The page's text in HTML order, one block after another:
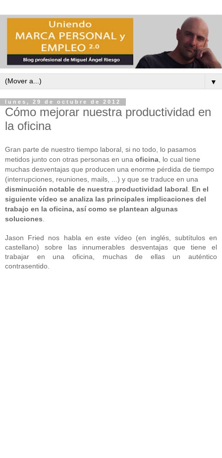
▼
lunes, 29 de octubre de 2012
Cómo mejorar nuestra productividad en
la oficina
Gran parte de nuestro tiempo laboral, si no todo, lo pasamos
metidos junto con otras personas en una oficina, lo cual tiene
muchas desventajas que producen una enorme pérdida de tiempo
(interrupciones, reuniones, mails, ...) y que se traduce en una
disminución notable de nuestra productividad laboral. En el
siguiente vídeo se analiza las principales implicaciones del
trabajo en la oficina, así como se plantean algunas
soluciones.
Jason Fried nos habla en este vídeo (en inglés, subtítulos en
castellano) sobre las innumerables desventajas que tiene el
trabajar en una oficina, muchas de ellas un auténtico
contrasentido.